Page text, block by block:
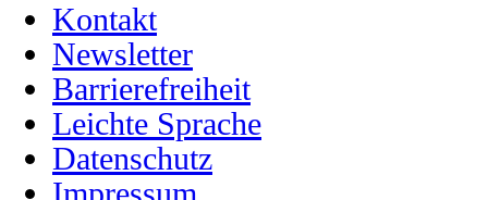
Kontakt
Newsletter
Barrierefreiheit
Leichte Sprache
Datenschutz